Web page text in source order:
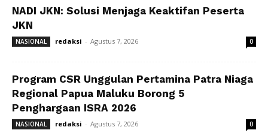
NADI JKN: Solusi Menjaga Keaktifan Peserta
JKN
NASIONAL redaksi - Agustus 7, 2026 0
Program CSR Unggulan Pertamina Patra Niaga
Regional Papua Maluku Borong 5
Penghargaan ISRA 2026
NASIONAL redaksi - Agustus 7, 2026 0